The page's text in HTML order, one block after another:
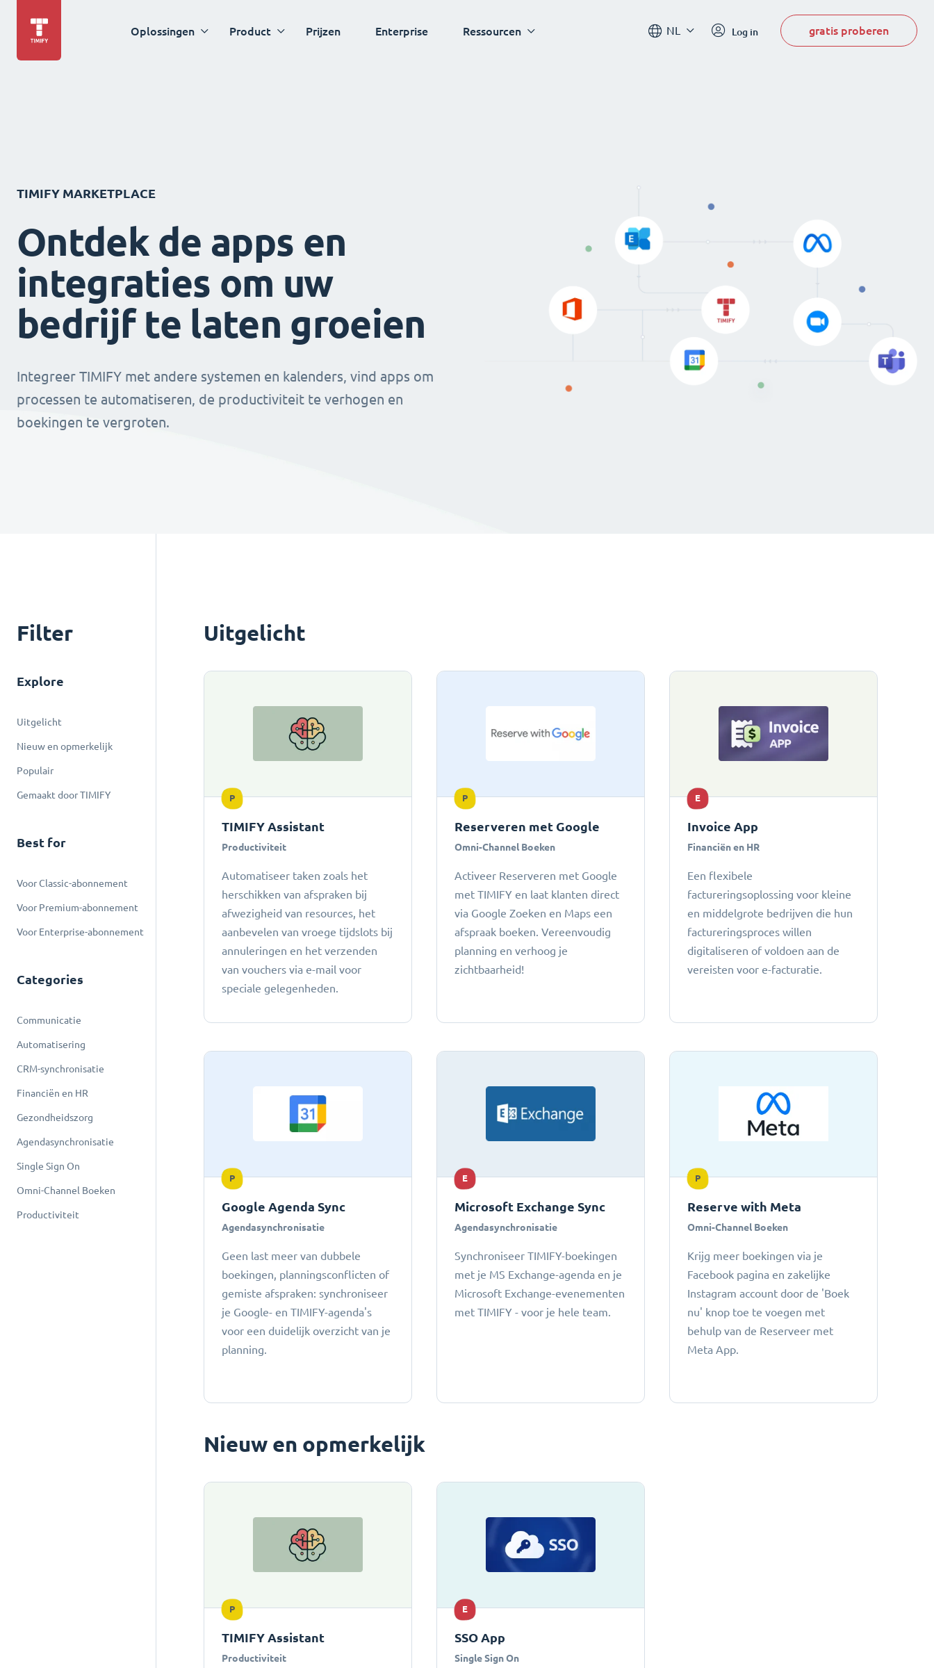
Oplossingen Product Prijzen Enterprise Ressourcen NL Log in gratis proberen
TIMIFY MARKETPLACE
Ontdek de apps en
integraties om uw
bedrijf te laten groeien
Integreer TIMIFY met andere systemen en kalenders, vind apps om
processen te automatiseren, de productiviteit te verhogen en
boekingen te vergroten.
Filter
Explore
Uitgelicht
Nieuw en opmerkelijk
Populair
Gemaakt door TIMIFY
Best for
Voor Classic-abonnement
Voor Premium-abonnement
Voor Enterprise-abonnement
Categories
Communicatie
Automatisering
CRM-synchronisatie
Financiën en HR
Gezondheidszorg
Agendasynchronisatie
Single Sign On
Omni-Channel Boeken
Productiviteit
Uitgelicht
P
TIMIFY Assistant
Productiviteit
Automatiseer taken zoals het
herschikken van afspraken bij
afwezigheid van resources, het
aanbevelen van vroege tijdslots bij
annuleringen en het verzenden
van vouchers via e-mail voor
speciale gelegenheden.
P
Reserveren met Google
Omni-Channel Boeken
Activeer Reserveren met Google
met TIMIFY en laat klanten direct
via Google Zoeken en Maps een
afspraak boeken. Vereenvoudig
planning en verhoog je
zichtbaarheid!
E
Invoice App
Financiën en HR
Een flexibele
factureringsoplossing voor kleine
en middelgrote bedrijven die hun
factureringsproces willen
digitaliseren of voldoen aan de
vereisten voor e-facturatie.
P
Google Agenda Sync
Agendasynchronisatie
Geen last meer van dubbele
boekingen, planningsconflicten of
gemiste afspraken: ​​synchroniseer
je Google- en TIMIFY-agenda's
voor een duidelijk overzicht van je
planning.
E
Microsoft Exchange Sync
Agendasynchronisatie
Synchroniseer TIMIFY-boekingen
met je MS Exchange-agenda en je
Microsoft Exchange-evenementen
met TIMIFY - voor je hele team.
P
Reserve with Meta
Omni-Channel Boeken
Krijg meer boekingen via je
Facebook pagina en zakelijke
Instagram account door de 'Boek
nu' knop toe te voegen met
behulp van de Reserveer met
Meta App.
Nieuw en opmerkelijk
P
TIMIFY Assistant
Productiviteit
E
SSO App
Single Sign On